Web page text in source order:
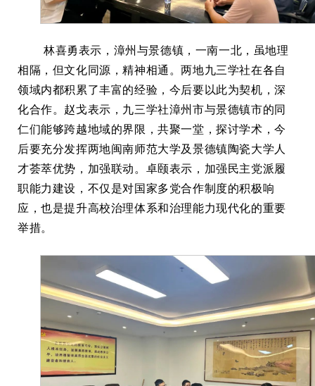
林喜勇表示，漳州与景德镇，一南一北，虽地理
相隔，但文化同源，精神相通。两地九三学社在各自
领域内都积累了丰富的经验，今后要以此为契机，深
化合作。赵戈表示，九三学社漳州市与景德镇市的同
仁们能够跨越地域的界限，共聚一堂，探讨学术，今
后要充分发挥两地闽南师范大学及景德镇陶瓷大学人
才荟萃优势，加强联动。卓颐表示，加强民主党派履
职能力建设，不仅是对国家多党合作制度的积极响
应，也是提升高校治理体系和治理能力现代化的重要
举措。